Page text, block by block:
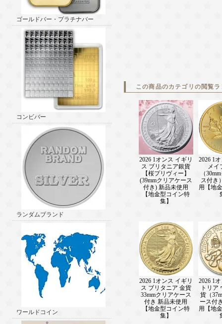
ゴールドバー・プラチナバー
コンビバー
ランダムブランド
ワールドコイン
この商品のカテゴリの閲覧
2026 1オンス イギリ
ス ブリタニア銀貨
【桜プリヴィー】
(39mmクリアケース
付き) 新品未使用
【地金型コイン特
集】
2026 1
メイ
（
ス付き
用【地
2026 1オンス イギリ
ス ブリタニア 金貨
33mmクリアケース
付き 新品未使用
【地金型コイン特
集】
2026 1
トリア
貨（
ース付
用【地